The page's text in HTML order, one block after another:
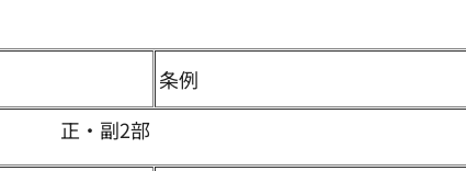
条例
正・副2部